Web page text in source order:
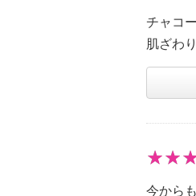
チャコ
肌ざわ
今から